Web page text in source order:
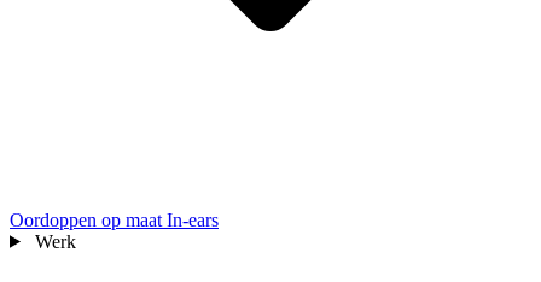
Oordoppen op maat In-ears
Werk